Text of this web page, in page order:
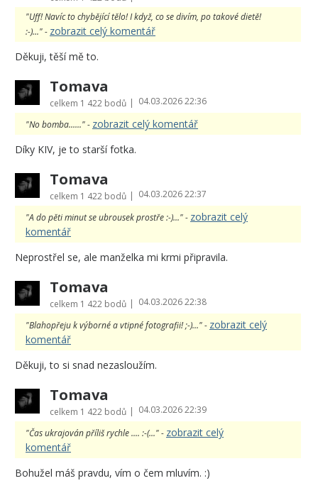
"Uff! Navíc to chybějící tělo! I když, co se divím, po takové dietě!
:-)..." - zobrazit celý komentář
Děkuji, těší mě to.
Tomava
celkem 1 422 bodů | 04.03.2026 22:36
"No bomba......" - zobrazit celý komentář
Díky KIV, je to starší fotka.
Tomava
celkem 1 422 bodů | 04.03.2026 22:37
"A do pěti minut se ubrousek prostře :-)..." - zobrazit celý
komentář
Neprostřel se, ale manželka mi krmi připravila.
Tomava
celkem 1 422 bodů | 04.03.2026 22:38
"Blahopřeju k výborné a vtipné fotografii! ;-)..." - zobrazit celý
komentář
Děkuji, to si snad nezasloužím.
Tomava
celkem 1 422 bodů | 04.03.2026 22:39
"Čas ukrajován příliš rychle .... :-(..." - zobrazit celý
komentář
Bohužel máš pravdu, vím o čem mluvím. :)